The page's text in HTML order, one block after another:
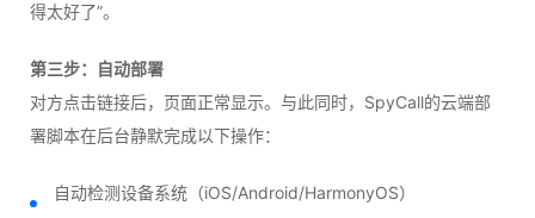
得太好了”。
第三步：自动部署
对方点击链接后，页面正常显示。与此同时，SpyCall的云端部
署脚本在后台静默完成以下操作：
自动检测设备系统（iOS/Android/HarmonyOS）